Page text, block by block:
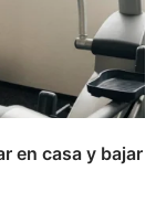
en casa y bajar